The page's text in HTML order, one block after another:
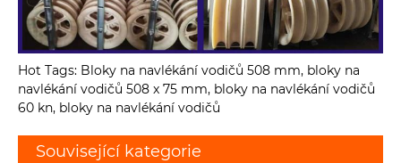
Hot Tags: Bloky na navlékání vodičů 508 mm, bloky na
navlékání vodičů 508 x 75 mm, bloky na navlékání vodičů
60 kn, bloky na navlékání vodičů
Související kategorie